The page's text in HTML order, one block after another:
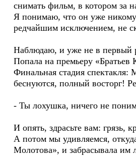
снимать фильм, в котором за
Я понимаю, что он уже
редчайшим исключением, не
Наблюдаю, и уже не в первый
Попала на премьеру
Финальная стадия спектакля:
беснуются, полный восторг!
- Ты лохушка, ничего не
И опять, здрасьте вам: грязь,
А потом мы удивляемся,
Молотова», и забрасывала